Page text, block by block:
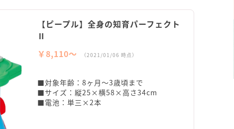
【ピープル】全身の知育パーフェクト
Ⅱ
￥8,110〜
（2021/01/06 時点）
■対象年齢：8ヶ月～3歳頃まで
■サイズ：縦25×横58×高さ34cm
■電池：単三×2本